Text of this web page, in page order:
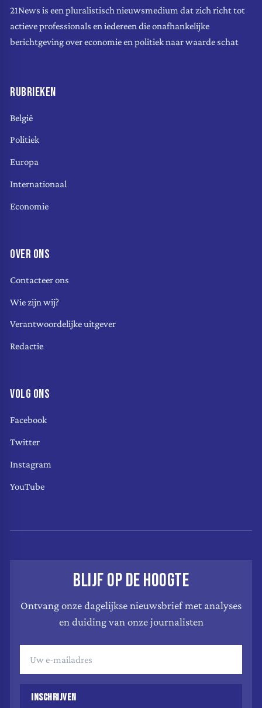
21News is een pluralistisch nieuwsmedium dat zich richt tot
actieve professionals en iedereen die onafhankelijke
berichtgeving over economie en politiek naar waarde schat
RUBRIEKEN
België
Politiek
Europa
Internationaal
Economie
OVER ONS
Contacteer ons
Wie zijn wij?
Verantwoordelijke uitgever
Redactie
VOLG ONS
Facebook
Twitter
Instagram
YouTube
BLIJF OP DE HOOGTE
Ontvang onze dagelijkse nieuwsbrief met analyses
en duiding van onze journalisten
INSCHRIJVEN